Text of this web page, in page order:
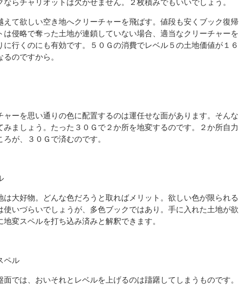
らチャリオットは欠かせません。２枚積みでもいいでしょう。
えて欲しい空き地へクリーチャーを飛ばす。値段も安くブック復帰
は侵略で奪った土地が連鎖していない場合、適当なクリーチャーを
行くのにも有効です。５０Ｇの消費でレベル５の土地価値が１６
のですから。
ャーを思い通りの色に配置するのは運任せな面があります。そんな
みましょう。たった３０Ｇで２か所を地変するのです。２か所自力
が、３０Ｇで済むのです。
大好物。どんな色だろうと取ればメリット。 欲しい色が限られる
いづらいでしょうが、多色ブックではあり。 手に入れた土地が欲
変スペルを打ち込み済みと解釈できます。
ペル
面では、おいそれとレベルを上げるのは躊躇してしまうものです。